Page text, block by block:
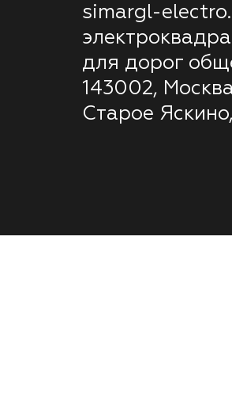
simargl-
для дорог
143002,
Старое